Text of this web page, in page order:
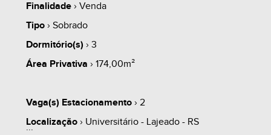
Finalidade› Venda
Tipo› Sobrado
Dormitório(s) › 3
Área Privativa › 174,00m²
Vaga(s) Estacionamento› 2
Localização› Universitário - Lajeado - RS